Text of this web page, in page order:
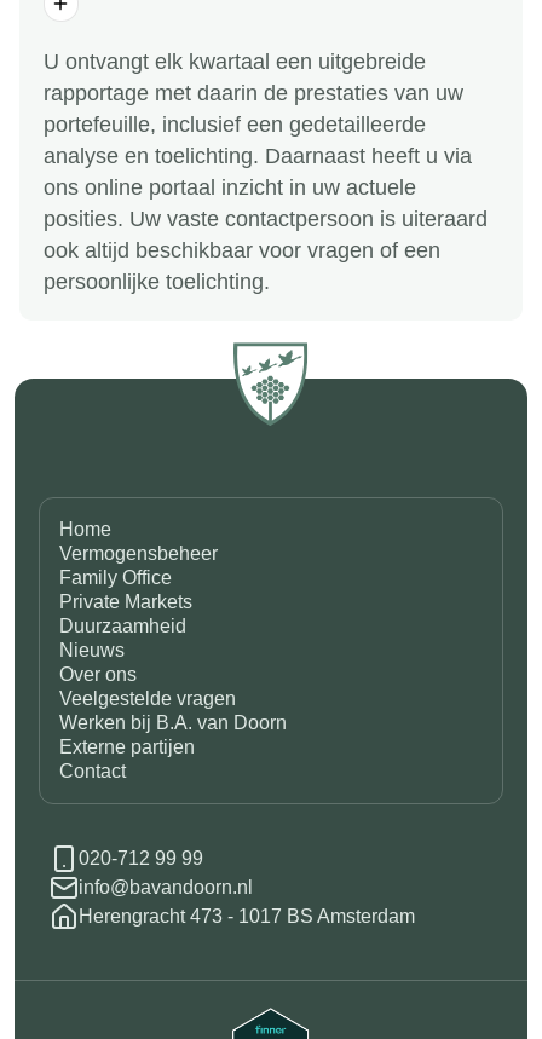
U ontvangt elk kwartaal een uitgebreide
rapportage met daarin de prestaties van uw
portefeuille, inclusief een gedetailleerde
analyse en toelichting. Daarnaast heeft u via
ons online portaal inzicht in uw actuele
posities. Uw vaste contactpersoon is uiteraard
ook altijd beschikbaar voor vragen of een
persoonlijke toelichting.
Home
Vermogensbeheer
Family Office
Private Markets
Duurzaamheid
Nieuws
Over ons
Veelgestelde vragen
Werken bij B.A. van Doorn
Externe partijen
Contact
020-712 99 99
info@bavandoorn.nl
Herengracht 473 - 1017 BS Amsterdam